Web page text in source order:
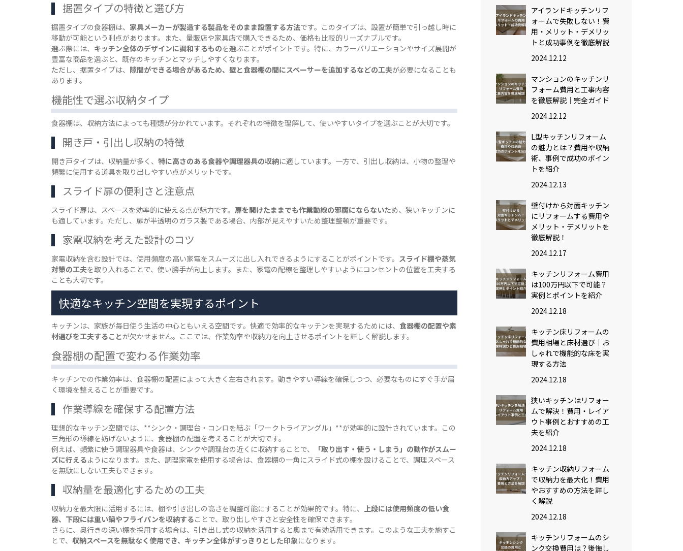
据置タイプの特徴と選び方
据置タイプの食器棚は、 家具メーカーが製造する製品をそのまま設置する方法です。このタイプは、設置が簡単で引っ越し時に
移動が可能という利点があります。また、量販店や家具店で購入できるため、価格も比較的リーズナブルです。
選ぶ際には、 キッチン全体のデザインに調和するものを選ぶことがポイントです。特に、カラーバリエーションやサイズ展開が
豊富な商品を選ぶと、既存のキッチンとマッチしやすくなります。
ただし、据置タイプは、 隙間ができる場合があるため、壁と食器棚の間にスペーサーを追加するなどの工夫が必要になることも
あります。
機能性で選ぶ収納タイプ
食器棚は、収納方法によっても種類が分かれています。それぞれの特徴を理解して、使いやすいタイプを選ぶことが大切です。
開き戸・引出し収納の特徴
開き戸タイプは、収納量が多く、 特に高さのある食器や調理器具の収納に適しています。一方で、引出し収納は、小物の整理や
頻繁に使用する道具を取り出しやすい点がメリットです。
スライド扉の便利さと注意点
スライド扉は、スペースを効率的に使える点が魅力です。 扉を開けたままでも作業動線の邪魔にならないため、狭いキッチンに
も適しています。ただし、扉が半透明のガラス製である場合、内部が見えやすいため整理整頓が重要です。
家電収納を考えた設計のコツ
家電収納を含む設計では、使用頻度の高い家電をスムーズに出し入れできるようにすることがポイントです。 スライド棚や蒸気
対策の工夫を取り入れることで、使い勝手が向上します。また、家電の配線を整理しやすいようにコンセントの位置を工夫する
ことも大切です。
快適なキッチン空間を実現するポイント
キッチンは、家族が毎日使う生活の中心ともいえる空間です。快適で効率的なキッチンを実現するためには、 食器棚の配置や素
材選びを工夫することが欠かせません。ここでは、作業効率や収納力を向上させるポイントを詳しく解説します。
食器棚の配置で変わる作業効率
キッチンでの作業効率は、食器棚の配置によって大きく左右されます。動きやすい導線を確保しつつ、必要なものにすぐ手が届
く環境を整えることが重要です。
作業導線を確保する配置方法
理想的なキッチン空間では、**シンク・調理台・コンロを結ぶ「ワークトライアングル」**が効率的に設計されています。この
三角形の導線を妨げないように、食器棚の配置を考えることが大切です。
例えば、頻繁に使う調理器具や食器は、シンクや調理台の近くに収納することで、
「取り出す・使う・しまう」の動作がスムー
ズに行えるようになります。また、調理家電を使用する場合は、食器棚の一角にスライド式の棚を設けることで、調理スペース
を無駄にしない工夫もできます。
収納量を最適化するための工夫
収納力を最大限に活用するには、棚や引き出しの高さを調整可能にすることが効果的です。特に、 上段には使用頻度の低い食
器、下段には重い鍋やフライパンを収納することで、取り出しやすさと安全性を確保できます。
さらに、奥行きの深い棚を採用する場合は、引き出し式の収納を活用すると奥まで有効活用できます。このような工夫を施すこ
とで、 収納スペースを無駄なく使用でき、キッチン全体がすっきりとした印象になります。
アイランドキッチンリフ
ォームで失敗しない！費
用・メリット・デメリッ
トと成功事例を徹底解説
2024.12.12
マンションのキッチンリ
フォーム費用と工事内容
を徹底解説｜完全ガイド
2024.12.12
L型キッチンリフォーム
の魅力とは？費用や収納
術、事例で成功のポイン
トを紹介
2024.12.13
壁付けから対面キッチン
にリフォームする費用や
メリット・デメリットを
徹底解説！
2024.12.17
キッチンリフォーム費用
は100万円以下で可能？
実例とポイントを紹介
2024.12.18
キッチン床リフォームの
費用相場と床材選び｜お
しゃれで機能的な床を実
現する方法
2024.12.18
狭いキッチンはリフォー
ムで解決！費用・レイア
ウト事例とおすすめの工
夫を紹介
2024.12.18
キッチン収納リフォーム
で収納力を最大化！費用
やおすすめの方法を詳し
く解説
2024.12.18
キッチンリフォームのシ
ンク交換費用は？後悔し